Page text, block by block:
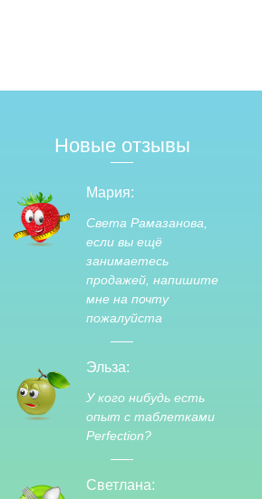
Новые отзывы
Мария:
Света Рамазанова,
если вы ещё
занимаетесь
продажей, напишите
мне на почту
пожалуйста
Эльза:
У кого нибудь есть
опыт с таблетками
Perfection?
Светлана: